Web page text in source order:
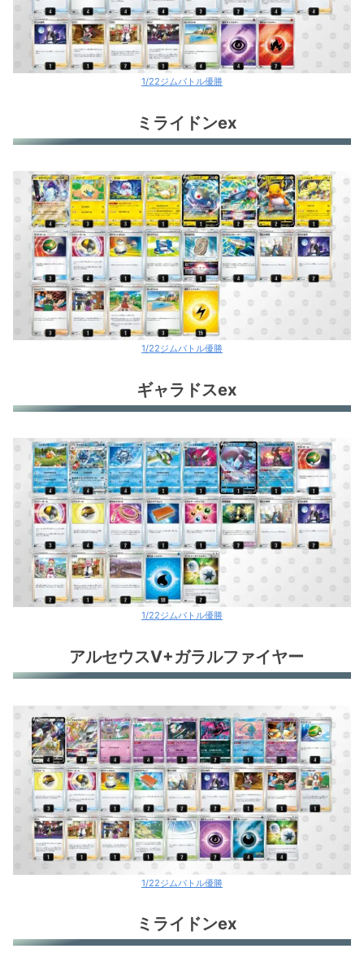
1/22ジムバトル優勝
ミライドンex
1/22ジムバトル優勝
ギャラドスex
1/22ジムバトル優勝
アルセウスV+ガラルファイヤー
1/22ジムバトル優勝
ミライドンex